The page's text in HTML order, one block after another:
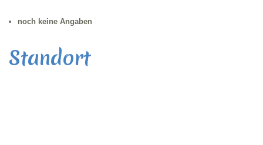
noch keine Angaben
Standort